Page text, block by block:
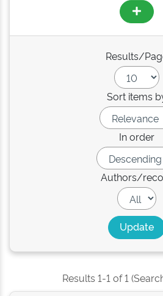
Results/
Sort items
In order
Authors/
Results 1-1 of 1